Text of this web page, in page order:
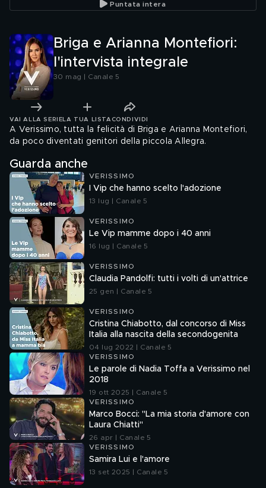
piccola Allegra"
Puntata intera
Briga e Arianna Montefiori:
l'intervista integrale
30 mag | Canale 5
VAI ALLA SERIE LA TUA LISTA CONDIVIDI
A Verissimo, tutta la felicità di Briga e Arianna Montefiori,
da poco diventati genitori della piccola Allegra.
Guarda anche
VERISSIMO
I Vip che hanno scelto l'adozione
13 lug | Canale 5
VERISSIMO
Le Vip mamme dopo i 40 anni
16 lug | Canale 5
VERISSIMO
Claudia Pandolfi: tutti i volti di un'attrice
25 gen | Canale 5
VERISSIMO
Cristina Chiabotto, dal concorso di Miss
Italia alla nascita della secondogenita
04 lug 2022 | Canale 5
VERISSIMO
Le parole di Nadia Toffa a Verissimo nel
2018
19 ott 2025 | Canale 5
VERISSIMO
Marco Bocci: "La mia storia d'amore con
Laura Chiatti"
26 apr | Canale 5
VERISSIMO
Samira Lui e l'amore
13 set 2025 | Canale 5